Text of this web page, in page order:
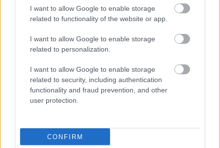
I want to allow Google to enable storage
related to functionality of the website or app.
I want to allow Google to enable storage
related to personalization.
I want to allow Google to enable storage
related to security, including authentication
functionality and fraud prevention, and other
user protection.
CONFIRM
σημασία έχουν:
η έγκαιρη υποβολή της δήλωσης,
ο έλεγχος πιθανών οφειλών,
myAADE.